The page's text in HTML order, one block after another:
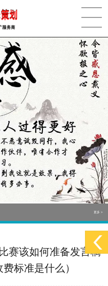
更多 >
更多 >
更多 >
更多 >
赛该如何准备发言稿
标准是什么）